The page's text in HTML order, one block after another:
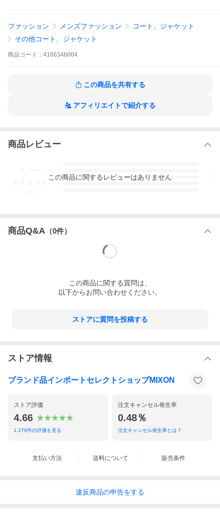
これらをあらかじめご了承の上ご購入下さいますよう、宜しくお
願いします。
■商品番号 ： 416634b004
■検索キー ： AB0B B1C C1D D4E E04F
アウター ジップアップ ジャケット ACTIVE JACKET HAMILTON
BROWN RIGID I023083 HZ01
ファッション メンズファッション
コート、ジャケット
その他コート、ジャケット
商品 コード： 416634b004
この商品を共有する
アフィリエイトで紹介する
商品レビュー
3
この商品に関するレビューはありません
商品Q&A （0件）
この商品に関する質問は、
以下からお問い合わせください。
ストアに質問を投稿する
ストア情報
ブランド品インポートセレクトショップMIXON
ストア評価
4.66
1,279件の評価を見る
注文キャンセル発生率
0.48％
注文キャンセル発生率とは？
支払い方法 送料について 販売条件
違反商品の申告をする